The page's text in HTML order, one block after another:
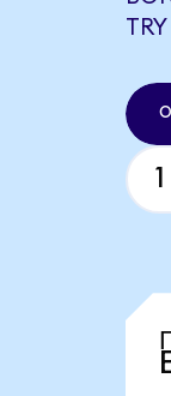
TRY